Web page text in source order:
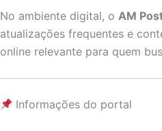
No ambiente digital, o AM
atualizações frequentes e
online relevante para quem
Informações do portal